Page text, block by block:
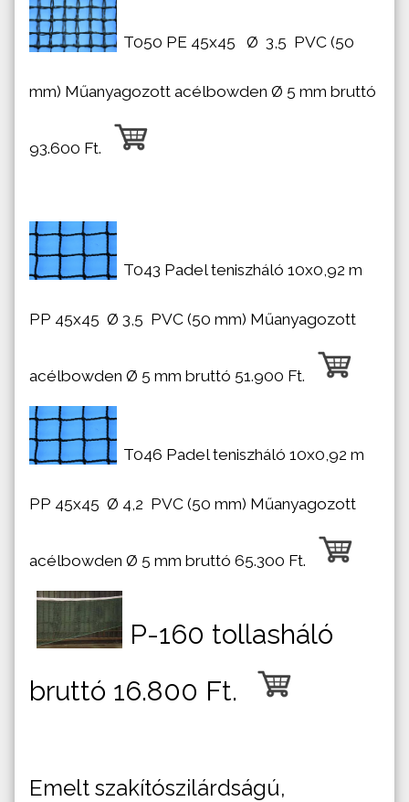
T050 PE 45x45 Ø 3,5 PVC (50
mm) Műanyagozott acélbowden Ø 5 mm bruttó
93.600 Ft.
T043 Padel teniszháló 10x0,92 m
PP 45x45 Ø 3,5 PVC (50 mm) Műanyagozott
acélbowden Ø 5 mm bruttó 51.900 Ft.
T046 Padel teniszháló 10x0,92 m
PP 45x45 Ø 4,2 PVC (50 mm) Műanyagozott
acélbowden Ø 5 mm bruttó 65.300 Ft.
P-160 tollasháló
bruttó 16.800 Ft.
Emelt szakítószilárdságú,